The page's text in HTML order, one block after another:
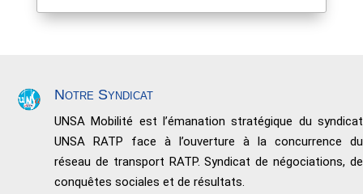
Notre Syndicat
UNSA Mobilité est l’émanation stratégique du syndicat
UNSA RATP face à l’ouverture à la concurrence du
réseau de transport RATP. Syndicat de négociations, de
conquêtes sociales et de résultats.